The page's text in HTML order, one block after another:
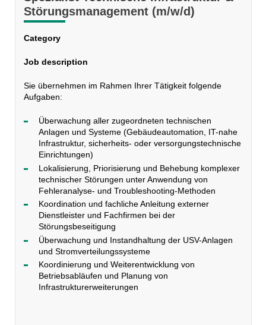
Störungsmanagement (m/w/d)
Category
Job description
Sie übernehmen im Rahmen Ihrer Tätigkeit folgende
Aufgaben:
Überwachung aller zugeordneten technischen
Anlagen und Systeme (Gebäudeautomation, IT-nahe
Infrastruktur, sicherheits- oder versorgungstechnische
Einrichtungen)
Lokalisierung, Priorisierung und Behebung komplexer
technischer Störungen unter Anwendung von
Fehleranalyse- und Troubleshooting-Methoden
Koordination und fachliche Anleitung externer
Dienstleister und Fachfirmen bei der
Störungsbeseitigung
Überwachung und Instandhaltung der USV-Anlagen
und Stromverteilungssysteme
Koordinierung und Weiterentwicklung von
Betriebsabläufen und Planung von
Infrastrukturerweiterungen